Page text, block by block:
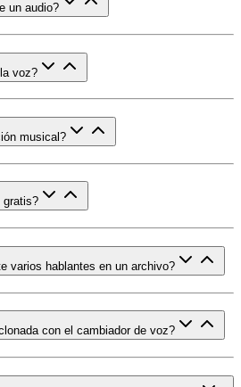
un audio?
voz?
musical?
gratis?
varios hablantes en un archivo?
con el cambiador de voz?